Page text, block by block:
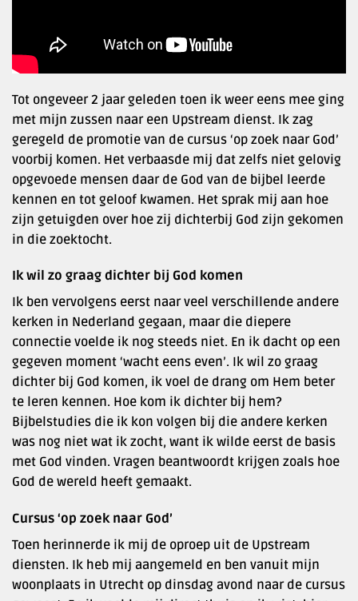
Tot ongeveer 2 jaar geleden toen ik weer eens mee ging
met mijn zussen naar een Upstream dienst. Ik zag
geregeld de promotie van de cursus ‘op zoek naar God’
voorbij komen. Het verbaasde mij dat zelfs niet gelovig
opgevoede mensen daar de God van de bijbel leerde
kennen en tot geloof kwamen. Het sprak mij aan hoe
zijn getuigden over hoe zij dichterbij God zijn gekomen
in die zoektocht.
Ik wil zo graag dichter bij God komen
Ik ben vervolgens eerst naar veel verschillende andere
kerken in Nederland gegaan, maar die diepere
connectie voelde ik nog steeds niet. En ik dacht op een
gegeven moment ‘wacht eens even’. Ik wil zo graag
dichter bij God komen, ik voel de drang om Hem beter
te leren kennen. Hoe kom ik dichter bij hem?
Bijbelstudies die ik kon volgen bij die andere kerken
was nog niet wat ik zocht, want ik wilde eerst de basis
met God vinden. Vragen beantwoordt krijgen zoals hoe
God de wereld heeft gemaakt.
Cursus ‘op zoek naar God’
Toen herinnerde ik mij de oproep uit de Upstream
diensten. Ik heb mij aangemeld en ben vanuit mijn
woonplaats in Utrecht op dinsdag avond naar de cursus